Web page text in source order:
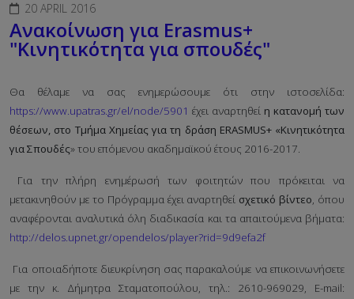
20 APRIL 2016
Ανακοίνωση για Erasmus+
"Κινητικότητα για σπουδές"
Θα θέλαμε να σας ενημερώσουμε ότι στην ιστοσελίδα:
https://www.upatras.gr/el/node/5901 έχει αναρτηθεί η κατανομή των
θέσεων, στο Τμήμα Χημείας για τη δράση ERASMUS+ «Κινητικότητα
για Σπουδές» του επόμενου ακαδημαϊκού έτους 2016-2017.
Για την πλήρη ενημέρωσή των φοιτητών που πρόκειται να
μετακινηθούν με το Πρόγραμμα έχει αναρτηθεί σχετικό βίντεο, όπου
αναφέρονται αναλυτικά όλη διαδικασία και τα απαιτούμενα βήματα:
http://delos.upnet.gr/opendelos/player?rid=9d9efa2f
Για οποιαδήποτε διευκρίνηση σας παρακαλούμε να επικοινωνήσετε
με την κ. Δήμητρα Σταματοπούλου, τηλ.: 2610-969029, E-mail: